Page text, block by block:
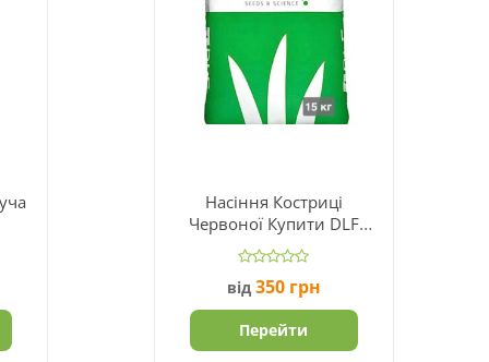
Насіння Костриці
Червоної Купити DLF
Maxima 1
від 350 грн
Перейти